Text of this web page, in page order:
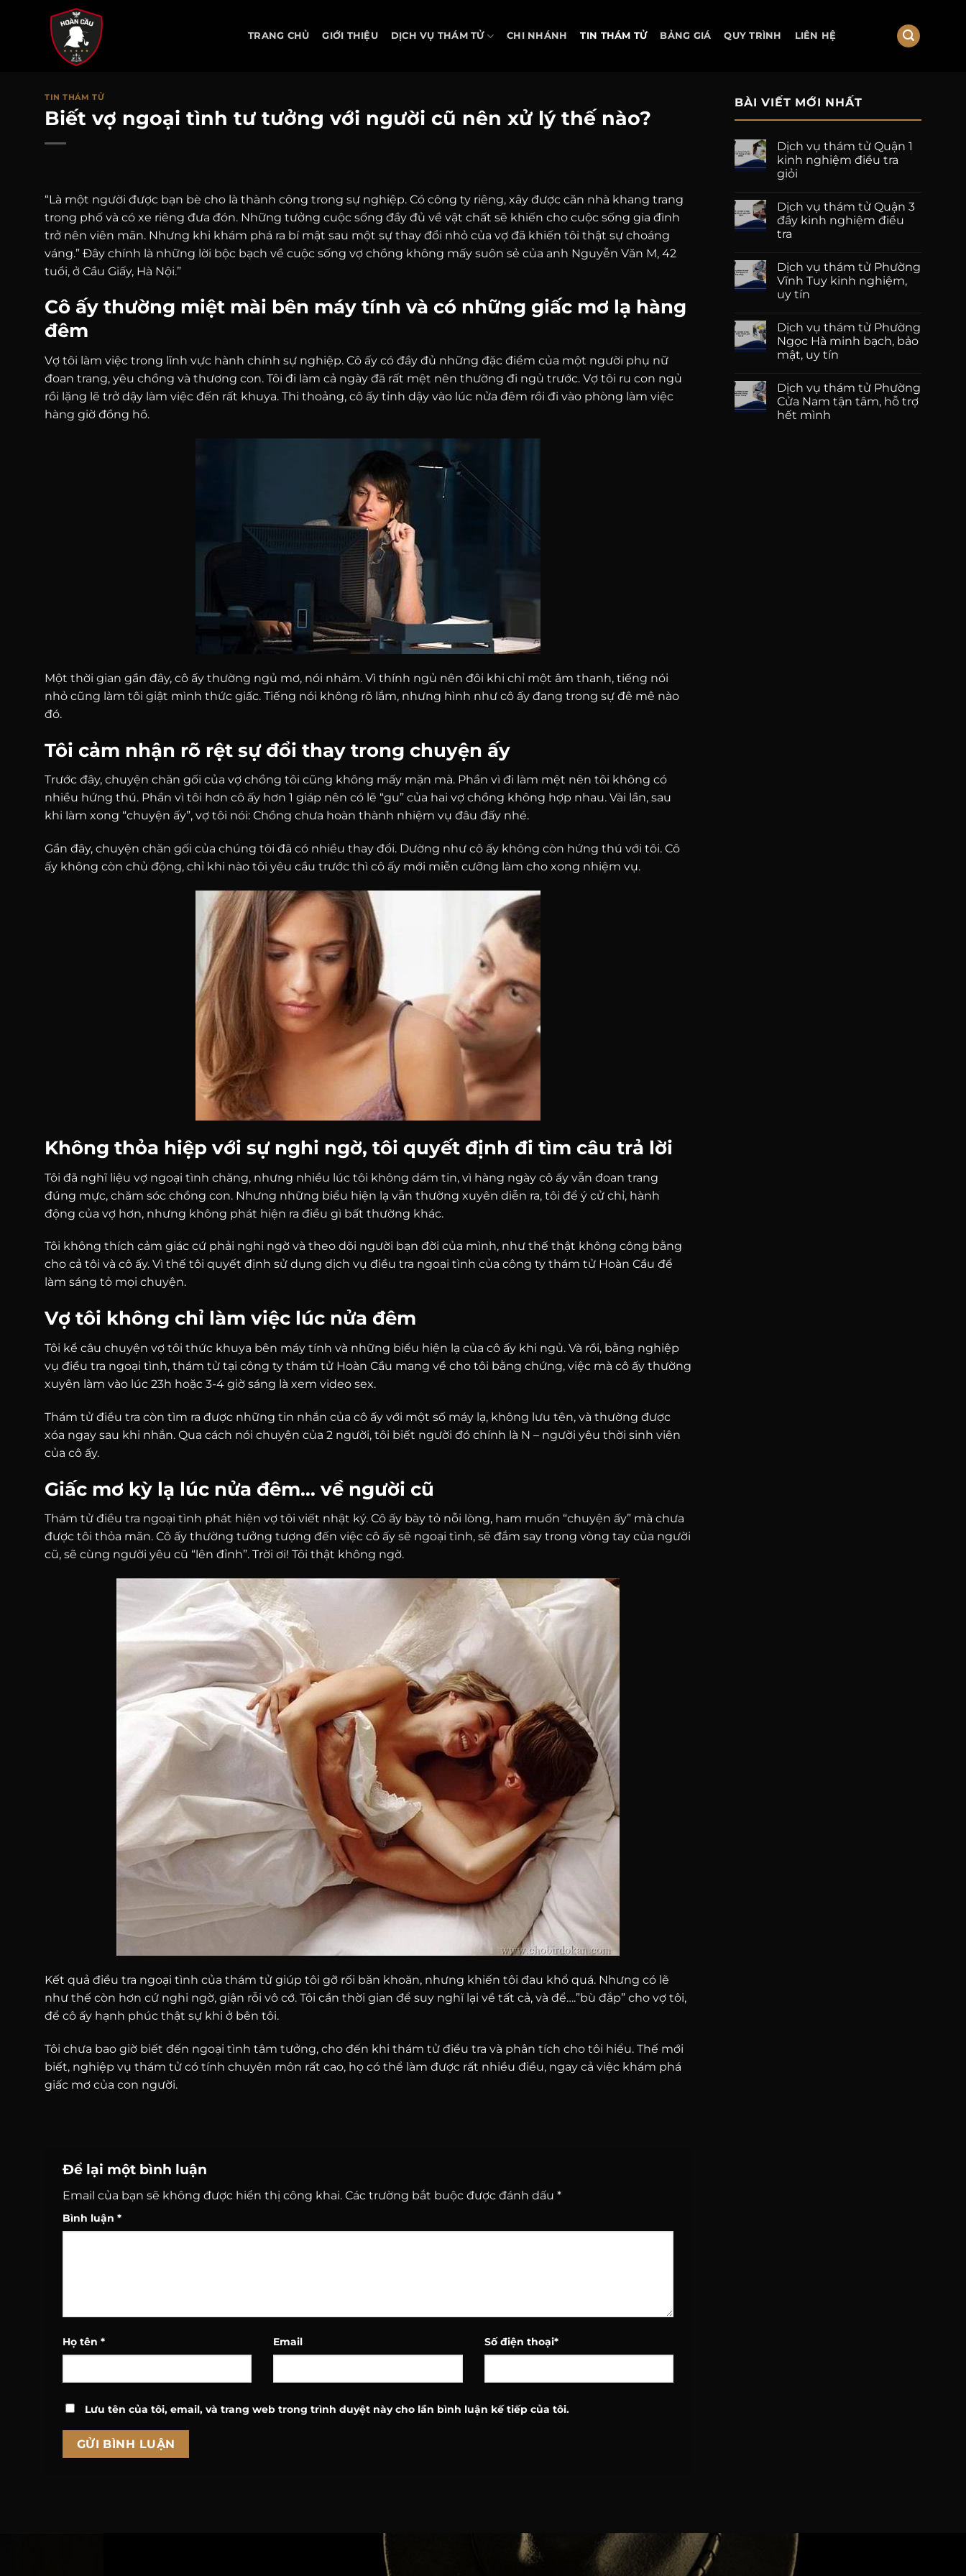
TRANG CHỦ GIỚI THIỆU DỊCH VỤ THÁM TỬ CHI NHÁNH TIN THÁM TỬ BẢNG GIÁ QUY TRÌNH LIÊN HỆ
TIN THÁM TỬ
Biết vợ ngoại tình tư tưởng với người cũ nên xử lý thế nào?
“Là một người được bạn bè cho là thành công trong sự nghiệp. Có công ty riêng, xây được căn nhà khang trang
trong phố và có xe riêng đưa đón. Những tưởng cuộc sống đầy đủ về vật chất sẽ khiến cho cuộc sống gia đình
trở nên viên mãn. Nhưng khi khám phá ra bí mật sau một sự thay đổi nhỏ của vợ đã khiến tôi thật sự choáng
váng.” Đây chính là những lời bộc bạch về cuộc sống vợ chồng không mấy suôn sẻ của anh Nguyễn Văn M, 42
tuổi, ở Cầu Giấy, Hà Nội.”
Cô ấy thường miệt mài bên máy tính và có những giấc mơ lạ hàng
đêm
Vợ tôi làm việc trong lĩnh vực hành chính sự nghiệp. Cô ấy có đầy đủ những đặc điểm của một người phụ nữ
đoan trang, yêu chồng và thương con. Tôi đi làm cả ngày đã rất mệt nên thường đi ngủ trước. Vợ tôi ru con ngủ
rồi lặng lẽ trở dậy làm việc đến rất khuya. Thi thoảng, cô ấy tỉnh dậy vào lúc nửa đêm rồi đi vào phòng làm việc
hàng giờ đồng hồ.
Một thời gian gần đây, cô ấy thường ngủ mơ, nói nhảm. Vì thính ngủ nên đôi khi chỉ một âm thanh, tiếng nói
nhỏ cũng làm tôi giật mình thức giấc. Tiếng nói không rõ lắm, nhưng hình như cô ấy đang trong sự đê mê nào
đó.
Tôi cảm nhận rõ rệt sự đổi thay trong chuyện ấy
Trước đây, chuyện chăn gối của vợ chồng tôi cũng không mấy mặn mà. Phần vì đi làm mệt nên tôi không có
nhiều hứng thú. Phần vì tôi hơn cô ấy hơn 1 giáp nên có lẽ “gu” của hai vợ chồng không hợp nhau. Vài lần, sau
khi làm xong “chuyện ấy”, vợ tôi nói: Chồng chưa hoàn thành nhiệm vụ đâu đấy nhé.
Gần đây, chuyện chăn gối của chúng tôi đã có nhiều thay đổi. Dường như cô ấy không còn hứng thú với tôi. Cô
ấy không còn chủ động, chỉ khi nào tôi yêu cầu trước thì cô ấy mới miễn cưỡng làm cho xong nhiệm vụ.
Không thỏa hiệp với sự nghi ngờ, tôi quyết định đi tìm câu trả lời
Tôi đã nghĩ liệu vợ ngoại tình chăng, nhưng nhiều lúc tôi không dám tin, vì hàng ngày cô ấy vẫn đoan trang
đúng mực, chăm sóc chồng con. Nhưng những biểu hiện lạ vẫn thường xuyên diễn ra, tôi để ý cử chỉ, hành
động của vợ hơn, nhưng không phát hiện ra điều gì bất thường khác.
Tôi không thích cảm giác cứ phải nghi ngờ và theo dõi người bạn đời của mình, như thế thật không công bằng
cho cả tôi và cô ấy. Vì thế tôi quyết định sử dụng dịch vụ điều tra ngoại tình của công ty thám tử Hoàn Cầu để
làm sáng tỏ mọi chuyện.
Vợ tôi không chỉ làm việc lúc nửa đêm
Tôi kể câu chuyện vợ tôi thức khuya bên máy tính và những biểu hiện lạ của cô ấy khi ngủ. Và rồi, bằng nghiệp
vụ điều tra ngoại tình, thám tử tại công ty thám tử Hoàn Cầu mang về cho tôi bằng chứng, việc mà cô ấy thường
xuyên làm vào lúc 23h hoặc 3-4 giờ sáng là xem video sex.
Thám tử điều tra còn tìm ra được những tin nhắn của cô ấy với một số máy lạ, không lưu tên, và thường được
xóa ngay sau khi nhắn. Qua cách nói chuyện của 2 người, tôi biết người đó chính là N – người yêu thời sinh viên
của cô ấy.
Giấc mơ kỳ lạ lúc nửa đêm… về người cũ
Thám tử điều tra ngoại tình phát hiện vợ tôi viết nhật ký. Cô ấy bày tỏ nỗi lòng, ham muốn “chuyện ấy” mà chưa
được tôi thỏa mãn. Cô ấy thường tưởng tượng đến việc cô ấy sẽ ngoại tình, sẽ đắm say trong vòng tay của người
cũ, sẽ cùng người yêu cũ “lên đỉnh”. Trời ơi! Tôi thật không ngờ.
Kết quả điều tra ngoại tình của thám tử giúp tôi gỡ rối băn khoăn, nhưng khiến tôi đau khổ quá. Nhưng có lẽ
như thế còn hơn cứ nghi ngờ, giận rỗi vô cớ. Tôi cần thời gian để suy nghĩ lại về tất cả, và để….”bù đắp” cho vợ tôi,
để cô ấy hạnh phúc thật sự khi ở bên tôi.
Tôi chưa bao giờ biết đến ngoại tình tâm tưởng, cho đến khi thám tử điều tra và phân tích cho tôi hiểu. Thế mới
biết, nghiệp vụ thám tử có tính chuyên môn rất cao, họ có thể làm được rất nhiều điều, ngay cả việc khám phá
giấc mơ của con người.
Để lại một bình luận
Email của bạn sẽ không được hiển thị công khai. Các trường bắt buộc được đánh dấu *
Bình luận *
Họ tên * Email Số điện thoại*
Lưu tên của tôi, email, và trang web trong trình duyệt này cho lần bình luận kế tiếp của tôi.
BÀI VIẾT MỚI NHẤT
Dịch vụ thám tử Quận 1
kinh nghiệm điều tra
giỏi
Dịch vụ thám tử Quận 3
đầy kinh nghiệm điều
tra
Dịch vụ thám tử Phường
Vĩnh Tuy kinh nghiệm,
uy tín
Dịch vụ thám tử Phường
Ngọc Hà minh bạch, bảo
mật, uy tín
Dịch vụ thám tử Phường
Cửa Nam tận tâm, hỗ trợ
hết mình